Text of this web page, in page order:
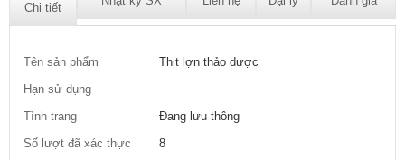
Chi tiết
Tên sản phẩm
Thịt lợn thảo dược
Hạn sử dụng
Tình trạng
Đang lưu thông
Số lượt đã xác thực
8